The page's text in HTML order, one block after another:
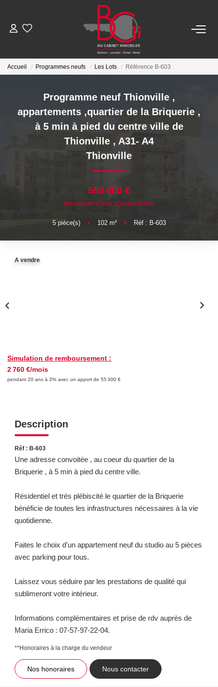
ACHETER
Neuf
LOUER
Nos Biens
FAIRE GÉRER
Accueil Programmes neufs Les Lots Référence B-603
Programme neuf Thionville ,
appartements ,quartier de la Briquerie ,
à 5 min à pied du centre ville de
Thionville , A31- A4
Thionville
553 000 €
product.price.fees_charges.teaser
5pièce(s) • 102m² • Réf : B-603
A vendre
Simulation de remboursement :
2 760 €/mois
pendant 20 ans à 3% avec un apport de 55 300 €
Description
Réf : B-603
Une adresse convoitée , au coeur du quartier de la
Briquerie , à 5 min à pied du centre ville.
Résidentiel et trés plébiscité le quartier de la Briquerie
bénéficie de toutes les infrastructures nécessaires à la vie
quotidienne.
Faites le choix d'un appartement neuf du studio au 5 pièces
avec parking pour tous.
Laissez vous séduire par les prestations de qualité qui
sublimeront votre intérieur.
Informations complémentaires et prise de rdv auprès de
Maria Errico : 07-57-97-22-04.
**Honoraires à la charge du vendeur
Nos honoraires Nous contacter